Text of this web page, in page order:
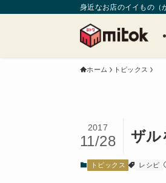
身近なお店のイイもの（
ホーム トピックス
ザル
2017
11/28
トピックス レシピ